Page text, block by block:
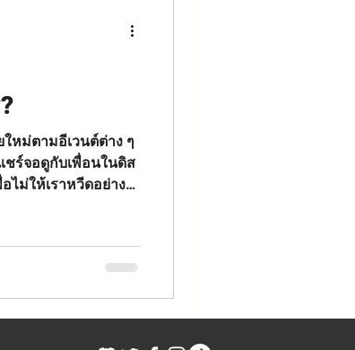
หม่ตามอีเวนต์ต่าง ๆ
ชร์จอดูกับเพื่อนในดิส
just a few